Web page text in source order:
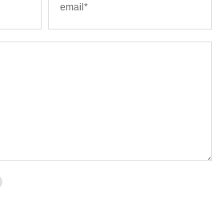
email*